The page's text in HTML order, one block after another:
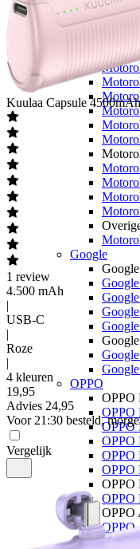
Motorola
Google
OPPO
OPPO
OPPO
OPPO
OPPO
OPPO
OPPO
OPPO
OPPO
OPPO
OPPO
OPPO
Kuulaa Capsule
1 review
4.500 mAh
|
USB-C
|
Roze
|
4 kleuren
19,95
Advies 24,95
Voor 21:30 besteld,
Vergelijk